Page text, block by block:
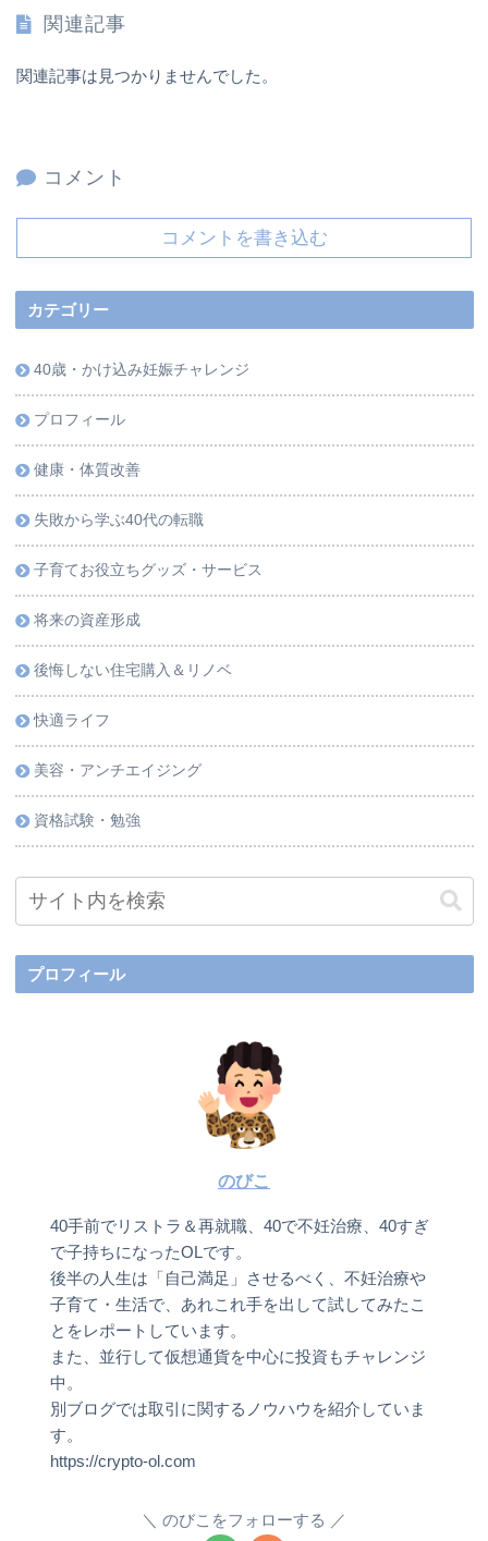
関連記事
関連記事は見つかりませんでした。
コメント
コメントを書き込む
カテゴリー
40歳・かけ込み妊娠チャレンジ
プロフィール
健康・体質改善
失敗から学ぶ40代の転職
子育てお役立ちグッズ・サービス
将来の資産形成
後悔しない住宅購入＆リノベ
快適ライフ
美容・アンチエイジング
資格試験・勉強
プロフィール
のびこ
40手前でリストラ＆再就職、40で不妊治療、40すぎ
で子持ちになったOLです。
後半の人生は「自己満足」させるべく、不妊治療や
子育て・生活で、あれこれ手を出して試してみたこ
とをレポートしています。
また、並行して仮想通貨を中心に投資もチャレンジ
中。
別ブログでは取引に関するノウハウを紹介していま
す。
https://crypto-ol.com
のびこをフォローする